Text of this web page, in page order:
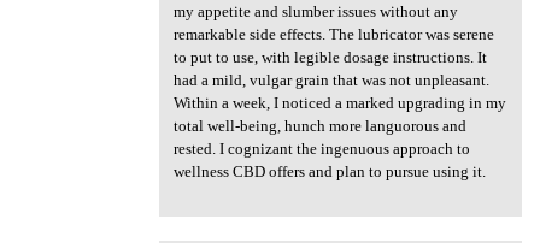
my appetite and slumber issues without any
remarkable side effects. The lubricator was serene
to put to use, with legible dosage instructions. It
had a mild, vulgar grain that was not unpleasant.
Within a week, I noticed a marked upgrading in my
total well-being, hunch more languorous and
rested. I cognizant the ingenuous approach to
wellness CBD offers and plan to pursue using it.